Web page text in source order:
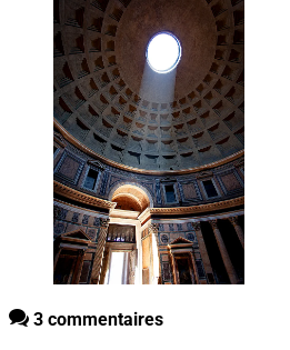
3 commentaires